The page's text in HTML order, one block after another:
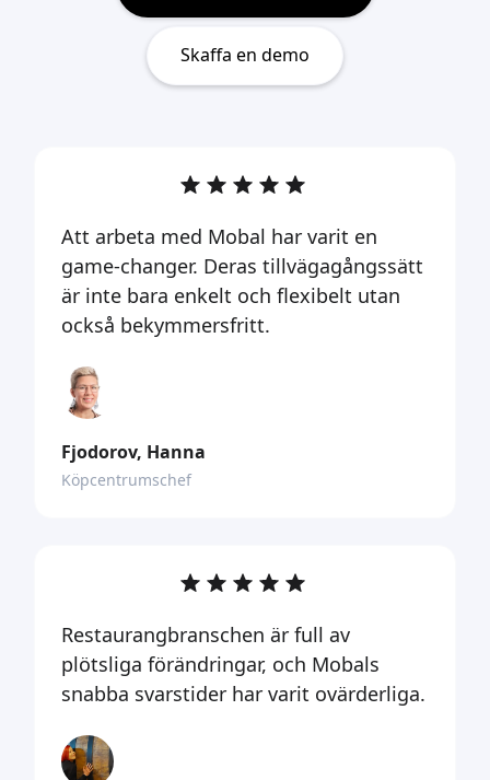
Skaffa en demo
Att arbeta med Mobal har varit en
game-changer. Deras tillvägagångssätt
är inte bara enkelt och flexibelt utan
också bekymmersfritt.
Fjodorov, Hanna
Köpcentrumschef
Restaurangbranschen är full av
plötsliga förändringar, och Mobals
snabba svarstider har varit ovärderliga.